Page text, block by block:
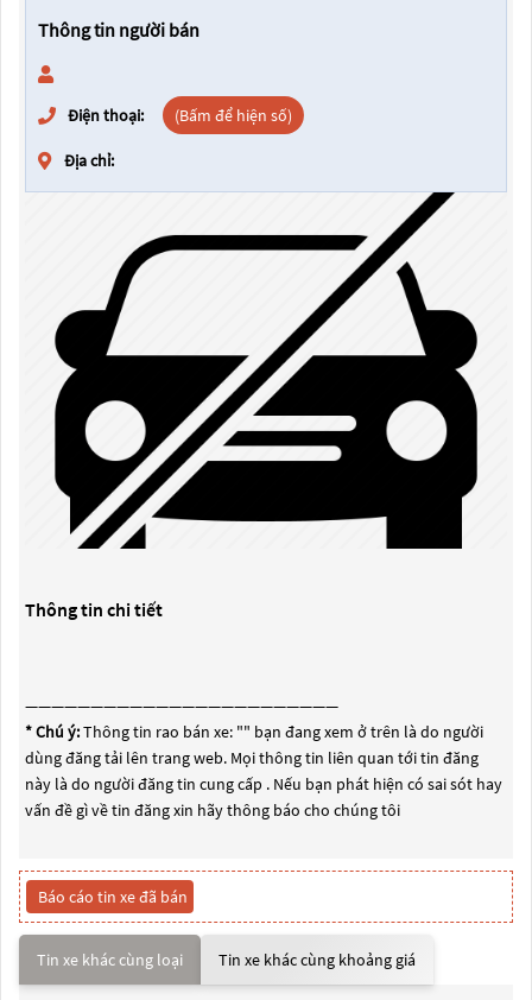
Thông tin người bán
Điện thoại: (Bấm để hiện số)
Địa chỉ:
Thông tin chi tiết
————————————————————————
* Chú ý:Thông tin rao bán xe: "" bạn đang xem ở trên là do người
dùng đăng tải lên trang web. Mọi thông tin liên quan tới tin đăng
này là do người đăng tin cung cấp . Nếu bạn phát hiện có sai sót hay
vấn đề gì về tin đăng xin hãy thông báo cho chúng tôi
Báo cáo tin xe đã bán
Tin xe khác cùng loại Tin xe khác cùng khoảng giá